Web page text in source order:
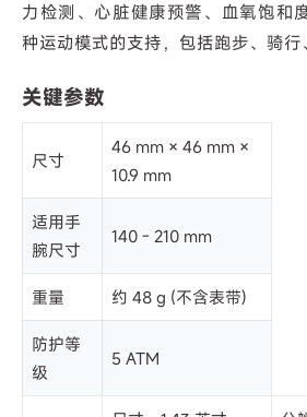
力检测、心脏健康预警、血氧饱和
种运动模式的支持，包括跑步、骑行
关键参数
尺寸
46 mm × 46 mm ×
10.9 mm
适用手
腕尺寸
140 - 210 mm
重量 约 48 g (不含表带)
防护等
级
5 ATM